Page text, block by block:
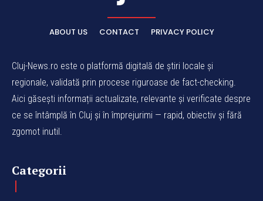
ABOUT US CONTACT PRIVACY POLICY
Cluj-News.ro este o platformă digitală de știri locale și
regionale, validată prin procese riguroase de fact-checking.
Aici găsești informații actualizate, relevante și verificate despre
ce se întâmplă în Cluj și în împrejurimi — rapid, obiectiv și fără
zgomot inutil.
Categorii